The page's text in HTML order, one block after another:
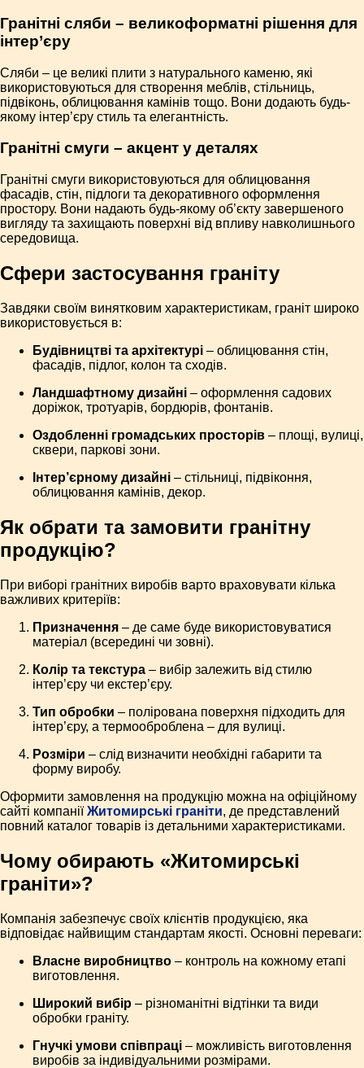
Гранітні сляби – великоформатні рішення для
інтер’єру
Сляби – це великі плити з натурального каменю, які
використовуються для створення меблів, стільниць,
підвіконь, облицювання камінів тощо. Вони додають будь-
якому інтер’єру стиль та елегантність.
Гранітні смуги – акцент у деталях
Гранітні смуги використовуються для облицювання
фасадів, стін, підлоги та декоративного оформлення
простору. Вони надають будь-якому об’єкту завершеного
вигляду та захищають поверхні від впливу навколишнього
середовища.
Сфери застосування граніту
Завдяки своїм винятковим характеристикам, граніт широко
використовується в:
Будівництві та архітектурі – облицювання стін,
фасадів, підлог, колон та сходів.
Ландшафтному дизайні – оформлення садових
доріжок, тротуарів, бордюрів, фонтанів.
Оздобленні громадських просторів – площі, вулиці,
сквери, паркові зони.
Інтер’єрному дизайні – стільниці, підвіконня,
облицювання камінів, декор.
Як обрати та замовити гранітну
продукцію?
При виборі гранітних виробів варто враховувати кілька
важливих критеріїв:
Призначення – де саме буде використовуватися
матеріал (всередині чи зовні).
Колір та текстура – вибір залежить від стилю
інтер’єру чи екстер’єру.
Тип обробки – полірована поверхня підходить для
інтер’єру, а термооброблена – для вулиці.
Розміри – слід визначити необхідні габарити та
форму виробу.
Оформити замовлення на продукцію можна на офіційному
сайті компаніїЖитомирські граніти, де представлений
повний каталог товарів із детальними характеристиками.
Чому обирають «Житомирські
граніти»?
Компанія забезпечує своїх клієнтів продукцією, яка
відповідає найвищим стандартам якості. Основні переваги:
Власне виробництво – контроль на кожному етапі
виготовлення.
Широкий вибір – різноманітні відтінки та види
обробки граніту.
Гнучкі умови співпраці – можливість виготовлення
виробів за індивідуальними розмірами.